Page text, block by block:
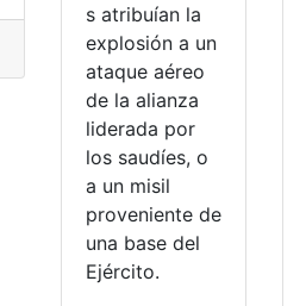
s atribuían la
explosión a un
ataque aéreo
de la alianza
liderada por
los saudíes, o
a un misil
proveniente de
una base del
Ejército.